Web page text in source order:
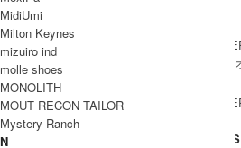
Coordinate Item
ブランド紹介
GARMENT REPRODUCTION OF WORKERS
MidiUmi
Milton Keynes
mizuiro ind
molle shoes
MONOLITH
MOUT RECON TAILOR
Mystery Ranch
N